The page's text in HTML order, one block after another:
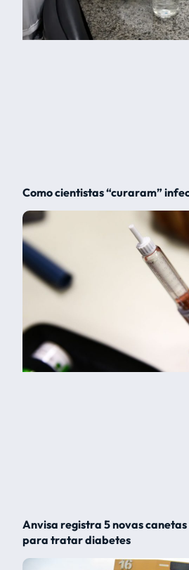
Como cientistas “curaram”
Anvisa registra 5 novas
para tratar diabetes